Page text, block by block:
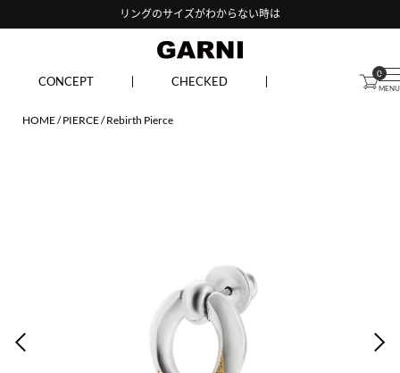
リングのサイズがわからない時は
CONCEPT CHECKED
0
HOME PIERCE Rebirth Pierce
PREV